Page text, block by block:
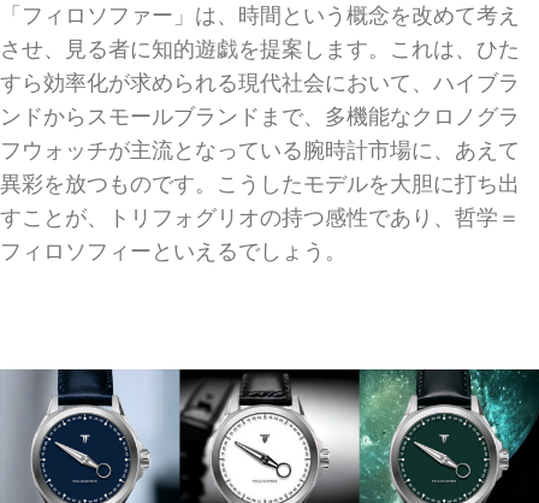
「フィロソファー」は、時間という概念を改めて考え
させ、見る者に知的遊戯を提案します。これは、ひた
すら効率化が求められる現代社会において、ハイブラ
ンドからスモールブランドまで、多機能なクロノグラ
フウォッチが主流となっている腕時計市場に、あえて
異彩を放つものです。こうしたモデルを大胆に打ち出
すことが、トリフォグリオの持つ感性であり、哲学＝
フィロソフィーといえるでしょう。